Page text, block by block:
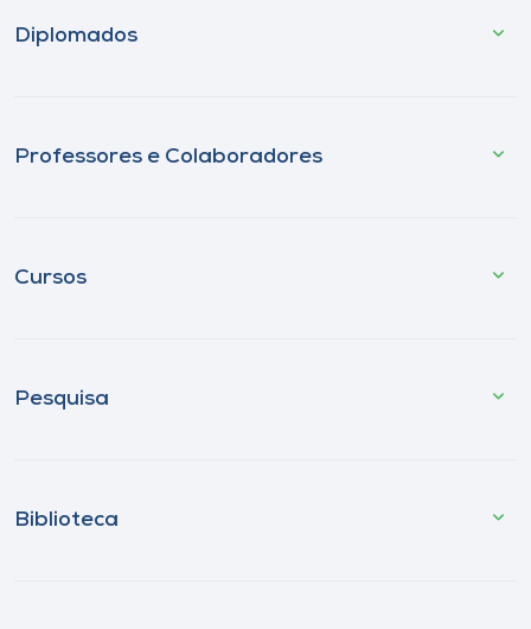
Diplomados
Professores e Colaboradores
Cursos
Pesquisa
Biblioteca